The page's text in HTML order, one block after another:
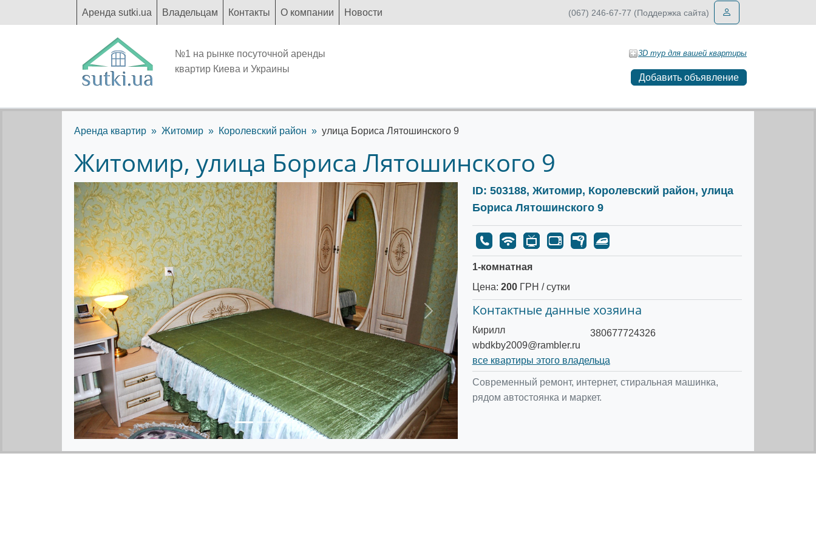
Аренда sutki.ua Владельцам Контакты О компании Новости (067) 246-67-77 (Поддержка сайта)
№1 на рынке посуточной аренды
квартир Киева и Украины
3D тур для вашей квартиры
Добавить объявление
Аренда квартир Житомир Королевский район улица Бориса Лятошинского 9
Житомир, улица Бориса Лятошинского 9
Предыдущее Следующее
ID: 503188, Житомир, Королевский район, улица
Бориса Лятошинского 9
1-комнатная
Цена: 200ГРН / сутки
Контактные данные хозяина
Кирилл
wbdkby2009@rambler.ru
380677724326
все квартиры этого владельца
Современный ремонт, интернет, стиральная машинка,
рядом автостоянка и маркет.